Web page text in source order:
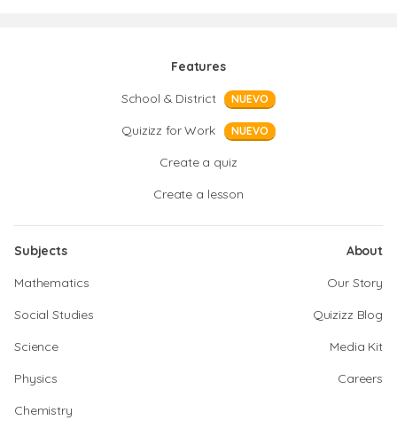
Features
School & District
NUEVO
Quizizz for Work NUEVO
Create a quiz
Create a lesson
Subjects
Mathematics
Social Studies
Science
Physics
Chemistry
About
Our Story
Quizizz Blog
Media Kit
Careers